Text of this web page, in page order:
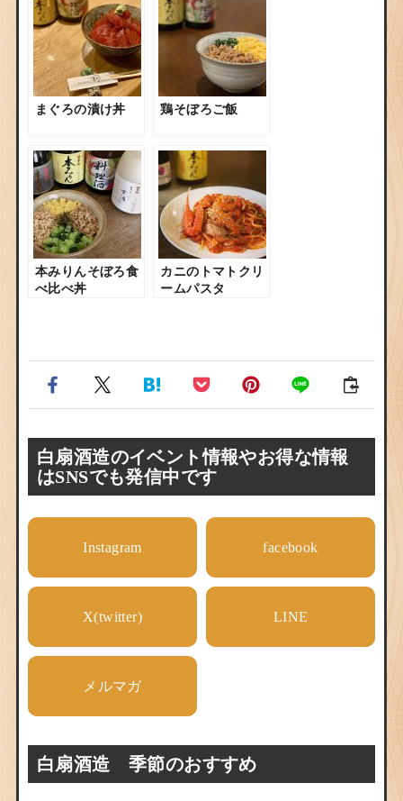
まぐろの漬け丼 鶏そぼろご飯
本みりんそぼろ食
べ比べ丼
カニのトマトクリ
ームパスタ
白扇酒造のイベント情報やお得な情報
はSNSでも発信中です
Instagram facebook
X(twitter) LINE
メルマガ
白扇酒造 季節のおすすめ